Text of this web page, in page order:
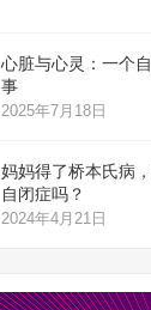
心脏与心灵：一个
事
2025年7月18日
妈妈得了桥本氏病
自闭症吗？
2024年4月21日